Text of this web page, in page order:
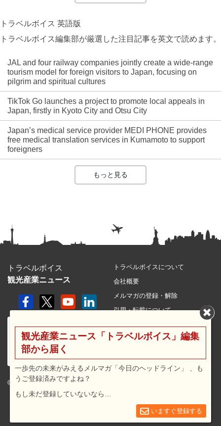
トラベルボイス 英語版
トラベルボイス編集部が厳選した注目記事を英文で読めます。
JAL and four railway companies jointly create a wide-range
tourism model for foreign visitors to Japan, focusing on
pilgrim and spiritual cultures
TikTok Go launches a project to promote local appeals in
Japan, firstly in Kyoto City and Otsu City
Japan’s medical service provider MEDI PHONE provides
free medical translation services in Kumamoto to support
foreigners
もっと見る
トラベルボイス
観光産業ニュース
© 2026 travel voice.
トラベルボイスについて
会社概要
メルマガの登録・解除
引用・転載について
利用規約
広告メニュー・料金
観光産業ニュース「トラベルボイス」編集
部から届く
一歩先の未来がみえるメルマガ「今日のヘッドライン」 、も
うご登録済みですよね？
もし未だ登録していないなら…
いますぐ登録する